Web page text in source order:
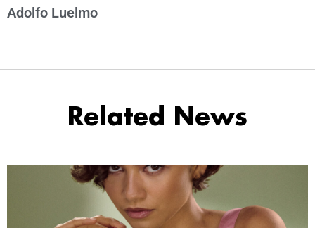
Adolfo Luelmo
Related News